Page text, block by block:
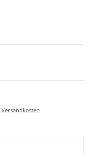
Versandkosten